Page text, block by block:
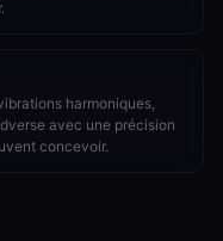
harmoniques,
avec une précision
concevoir.